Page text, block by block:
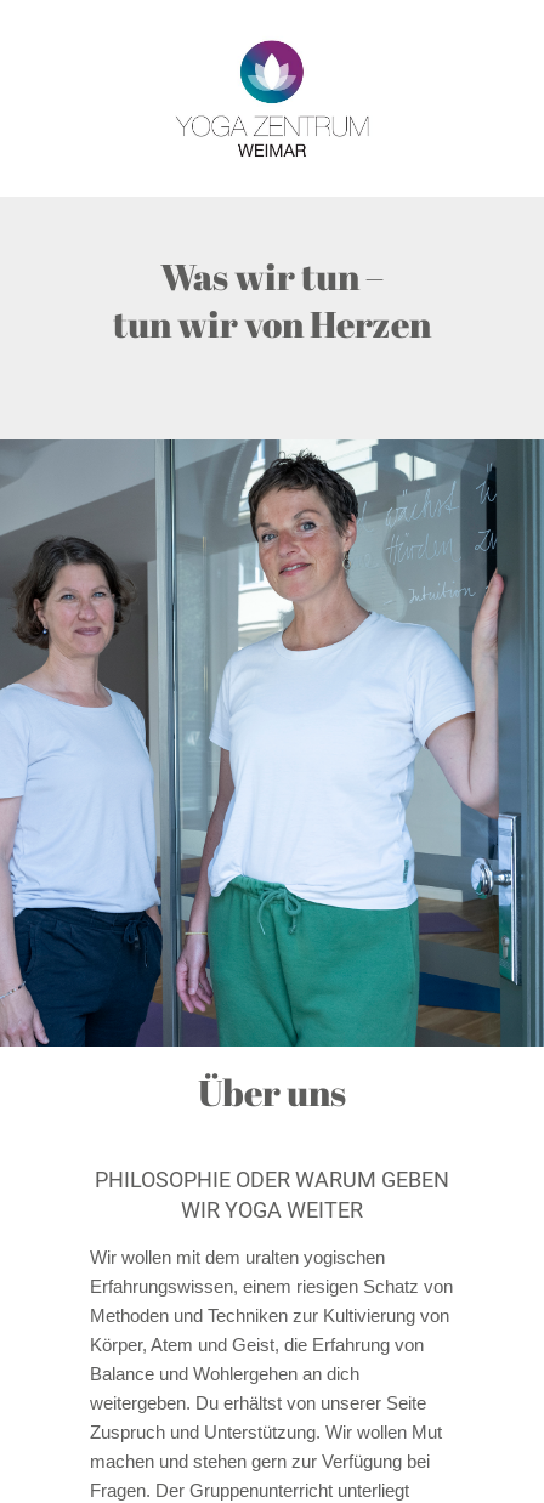
Was wir tun –
tun wir von Herzen
Über uns
PHILOSOPHIE ODER WARUM GEBEN
WIR YOGA WEITER
Wir wollen mit dem uralten yogischen
Erfahrungswissen, einem riesigen Schatz von
Methoden und Techniken zur Kultivierung von
Körper, Atem und Geist, die Erfahrung von
Balance und Wohlergehen an dich
weitergeben. Du erhältst von unserer Seite
Zuspruch und Unterstützung. Wir wollen Mut
machen und stehen gern zur Verfügung bei
Fragen. Der Gruppenunterricht unterliegt